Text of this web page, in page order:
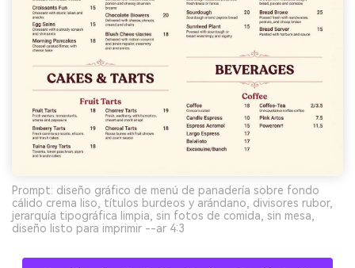
Prompt: diseño gráfico de menú de panadería sobre fondo
cálido crema liso, títulos burdeos y arándano, divisores rubor,
jerarquía tipográfica limpia, sin fotos de comida, sin mesa,
diseño listo para imprimir --ar 4:3